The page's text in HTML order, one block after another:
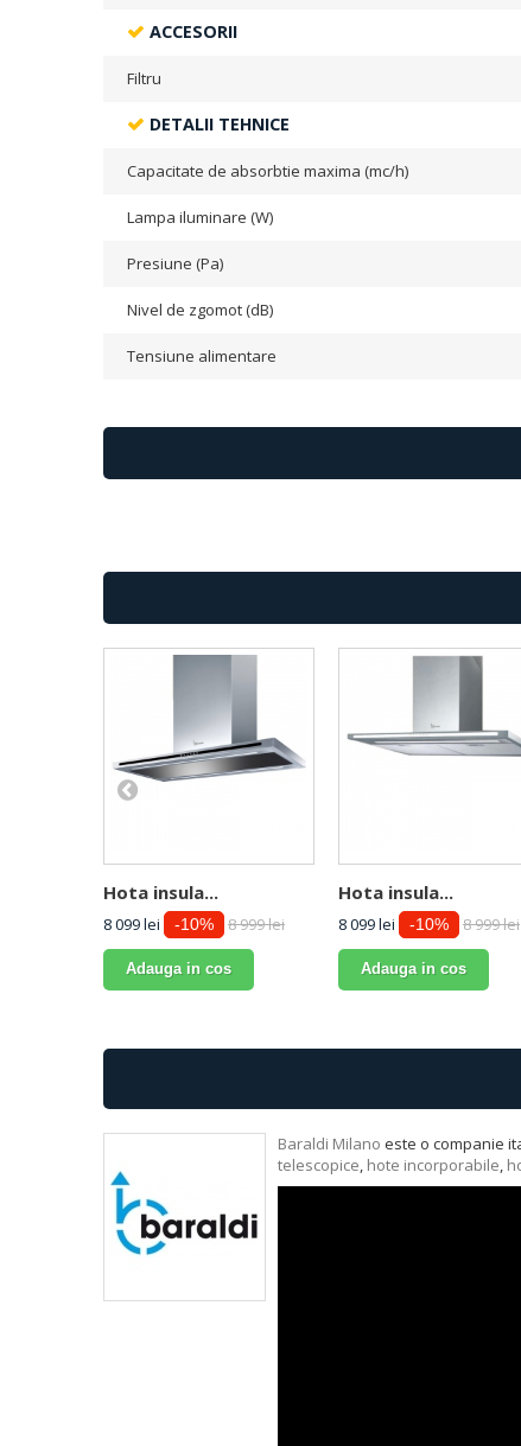
ACCESORII
Filtru
DETALII TEHNICE
Capacitate de absorbtie maxima (mc/h)
Lampa iluminare (W)
Presiune (Pa)
Nivel de zgomot (dB)
Tensiune alimentare
Hota insula...
8 099 lei -10% 8 999 lei
Adauga in cos
Hota insula...
8 099 lei -10% 8 999 lei
Adauga in cos
Baraldi Milano este o companie
telescopice, hote incorporabile,